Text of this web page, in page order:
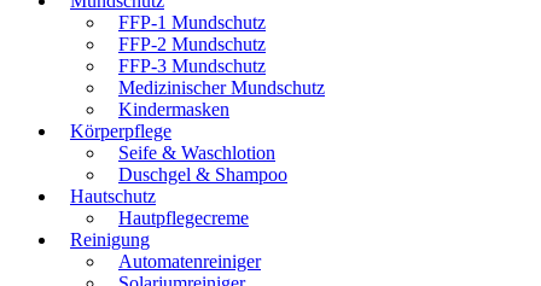
FFP-1 Mundschutz
FFP-2 Mundschutz
FFP-3 Mundschutz
Medizinischer Mundschutz
Kindermasken
Körperpflege
Seife & Waschlotion
Duschgel & Shampoo
Hautschutz
Hautpflegecreme
Reinigung
Automatenreiniger